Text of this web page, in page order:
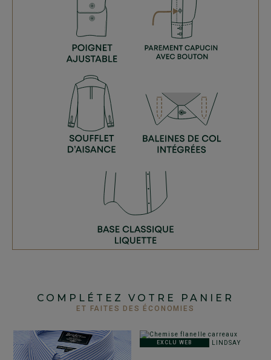
COMPLÉTEZ VOTRE PANIER
ET FAITES DES ÉCONOMIES
EXCLU WEB